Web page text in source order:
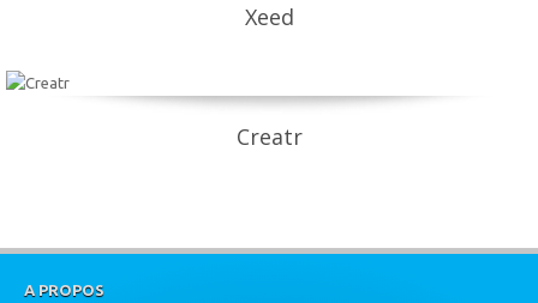
Xeed
Creatr
A PROPOS